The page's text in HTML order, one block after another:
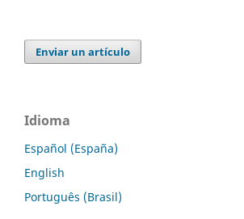
Enviar un artículo
Idioma
Español (España)
English
Português (Brasil)